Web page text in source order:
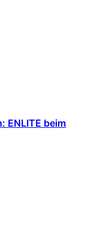
ENLITE beim